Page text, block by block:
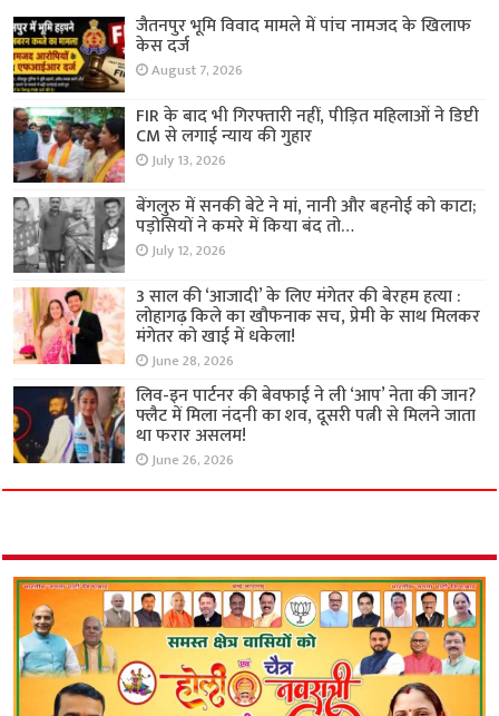
जैतनपुर भूमि विवाद मामले में पांच नामजद के खिलाफ
केस दर्ज
August 7, 2026
FIR के बाद भी गिरफ्तारी नहीं, पीड़ित महिलाओं ने डिप्टी
CM से लगाई न्याय की गुहार
July 13, 2026
बेंगलुरु में सनकी बेटे ने मां, नानी और बहनोई को काटा;
पड़ोसियों ने कमरे में किया बंद तो…
July 12, 2026
3 साल की ‘आजादी’ के लिए मंगेतर की बेरहम हत्या :
लोहागढ़ किले का खौफनाक सच, प्रेमी के साथ मिलकर
मंगेतर को खाई में धकेला!
June 28, 2026
लिव-इन पार्टनर की बेवफाई ने ली ‘आप’ नेता की जान?
फ्लैट में मिला नंदनी का शव, दूसरी पत्नी से मिलने जाता
था फरार असलम!
June 26, 2026